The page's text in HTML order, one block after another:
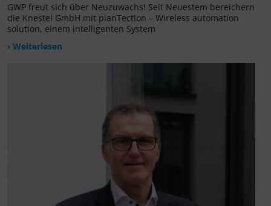
GWP freut sich über Neuzuwachs! Seit Neuestem bereichern
die Knestel GmbH mit planTection – Wireless automation
solution, einem intelligenten System
› Weiterlesen